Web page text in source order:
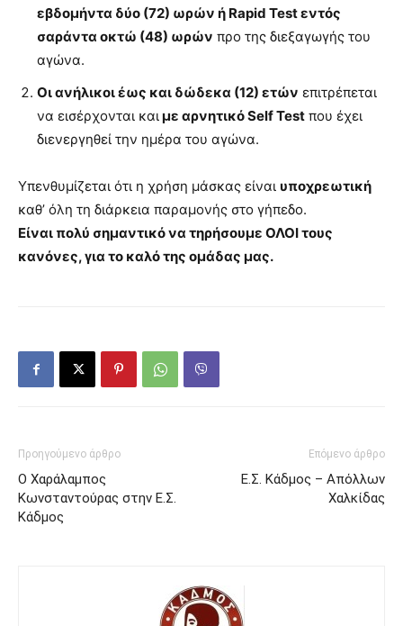
εβδομήντα δύο (72) ωρών ή Rapid Test εντός
σαράντα οκτώ (48) ωρών προ της διεξαγωγής του
αγώνα.
Οι ανήλικοι έως και δώδεκα (12) ετών επιτρέπεται
να εισέρχονται καιμε αρνητικό Self Test που έχει
διενεργηθεί την ημέρα του αγώνα.
Υπενθυμίζεται ότι η χρήση μάσκας είναι υποχρεωτική
καθ’ όλη τη διάρκεια παραμονής στο γήπεδο.
Είναι πολύ σημαντικό να τηρήσουμε ΟΛΟΙ τους
κανόνες, για το καλό της ομάδας μας.
Προηγούμενο άρθρο
Ο Χαράλαμπος
Kωνσταντούρας στην Ε.Σ.
Κάδμος
Επόμενο άρθρο
Ε.Σ. Κάδμος – Απόλλων
Χαλκίδας